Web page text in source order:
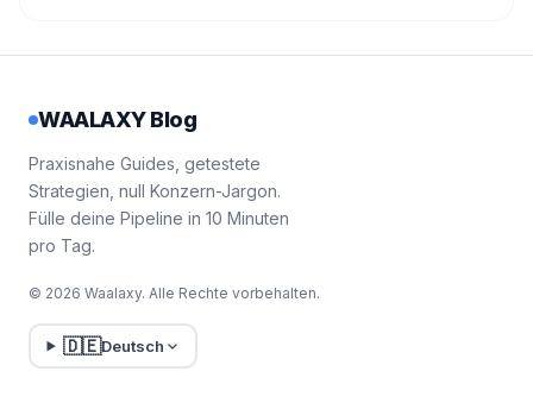
WAALAXY Blog
Praxisnahe Guides, getestete
Strategien, null Konzern-Jargon.
Fülle deine Pipeline in 10 Minuten
pro Tag.
© 2026 Waalaxy. Alle Rechte vorbehalten.
🇩🇪Deutsch